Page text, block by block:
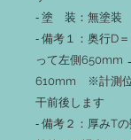
‐ 塗 装：無塗装
‐ 備考１：奥行D
って左側650mm
610mm ※計測位
干前後します
‐ 備考２：厚みT